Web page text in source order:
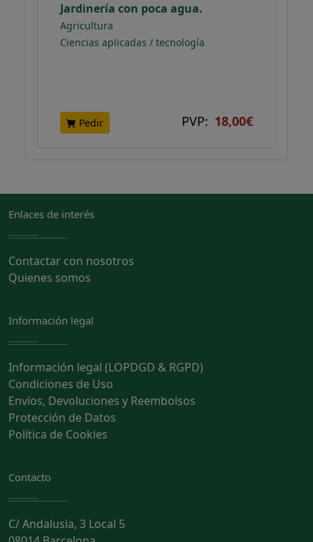
Jardinería con poca agua.
Agricultura
Ciencias aplicadas / tecnología
Pedir PVP: 18,00€
Enlaces de interés
Contactar con nosotros
Quienes somos
Información legal
Información legal (LOPDGD & RGPD)
Condiciones de Uso
Envíos, Devoluciones y Reembolsos
Protección de Datos
Política de Cookies
Contacto
C/ Andalusia, 3 Local 5